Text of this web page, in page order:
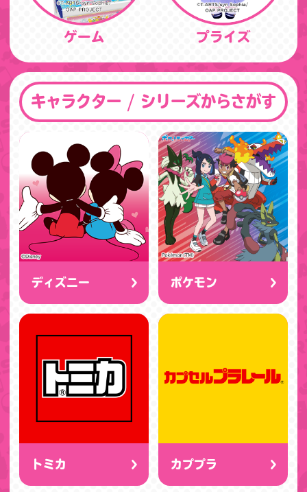
ゲーム プライズ
キャラクター / シリーズからさがす
ディズニー ポケモン
トミカ カププラ